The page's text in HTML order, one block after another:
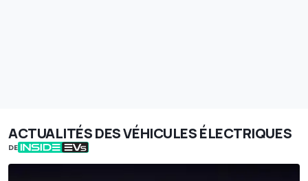
ACTUALITÉS DES VÉHICULES ÉLECTRIQUES
DE